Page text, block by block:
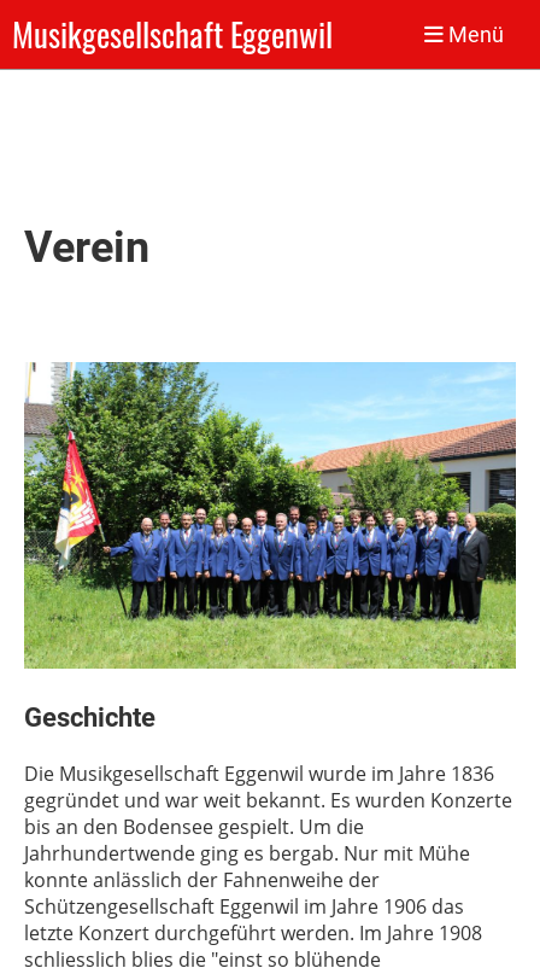
Musikgesellschaft Eggenwil Menü
Verein
Geschichte
Die Musikgesellschaft Eggenwil wurde im Jahre 1836
gegründet und war weit bekannt. Es wurden Konzerte
bis an den Bodensee gespielt. Um die
Jahrhundertwende ging es bergab. Nur mit Mühe
konnte anlässlich der Fahnenweihe der
Schützengesellschaft Eggenwil im Jahre 1906 das
letzte Konzert durchgeführt werden. Im Jahre 1908
schliesslich blies die "einst so blühende